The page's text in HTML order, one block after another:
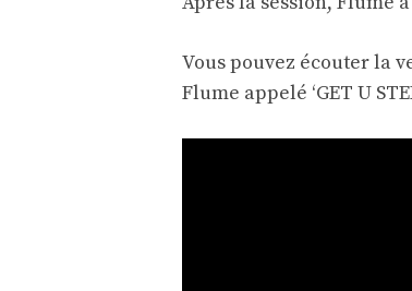
Vous pouvez écouter la
Flume appelé ‘GET U